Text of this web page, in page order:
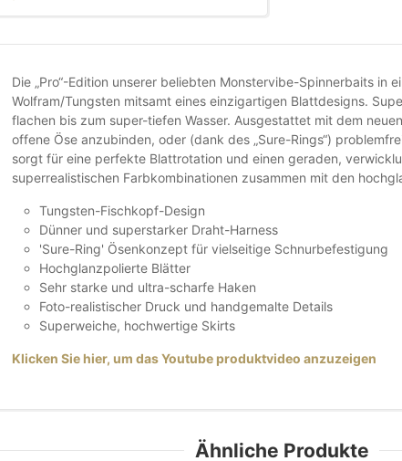
Die „Pro“-Edition unserer beliebten Monstervibe-Spinnerbaits
Wolfram/Tungsten mitsamt eines einzigartigen Blattdesigns.
flachen bis zum super-tiefen Wasser. Ausgestattet mit dem
offene Öse anzubinden, oder (dank des „Sure-Rings“)
sorgt für eine perfekte Blattrotation und einen geraden,
superrealistischen Farbkombinationen zusammen mit den
Tungsten-Fischkopf-Design
Dünner und superstarker Draht-Harness
'Sure-Ring' Ösenkonzept für vielseitige Schnurbefestigung
Hochglanzpolierte Blätter
Sehr starke und ultra-scharfe Haken
Foto-realistischer Druck und handgemalte Details
Superweiche, hochwertige Skirts
Klicken Sie hier, um das Youtube produktvideo anzuzeigen
Ähnliche Produkte